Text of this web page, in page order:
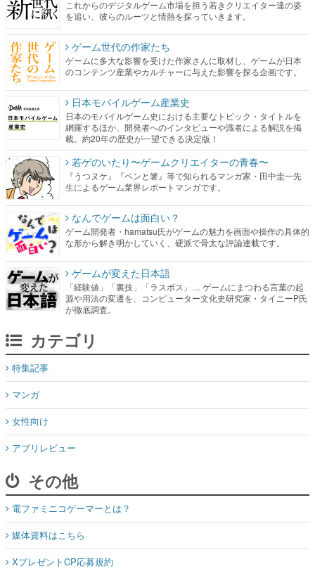
これからのデジタルゲーム市場を担う若きクリエイター達の姿
を追い、彼らのルーツと情熱を探っていきます。
ゲーム世代の作家たち
ゲームに多大な影響を受けた作家さんに取材し、ゲームが日本
のコンテンツ産業やカルチャーに与えた影響を探る企画です。
日本モバイルゲーム産業史
日本のモバイルゲーム史における主要なトピック・タイトルを
網羅するほか、開発者へのインタビューや識者による解説を掲
載。約20年の歴史が一望できる決定版！
若ゲのいたり〜ゲームクリエイターの青春〜
『うつヌケ』『ペンと箸』等で知られるマンガ家・田中圭一先
生によるゲーム業界レポートマンガです。
なんでゲームは面白い？
ゲーム開発者・hamatsu氏がゲームの魅力を画面や操作の具体的
な形から解き明かしていく、硬派で骨太な評論連載です。
ゲームが変えた日本語
「経験値」「裏技」「ラスボス」… ゲームにまつわる言葉の起
源や用法の変遷を、コンピューター文化史研究家・タイニーP氏
が徹底調査。
カテゴリ
特集記事
マンガ
女性向け
アプリレビュー
その他
電ファミニコゲーマーとは？
媒体資料はこちら
XプレゼントCP応募規約